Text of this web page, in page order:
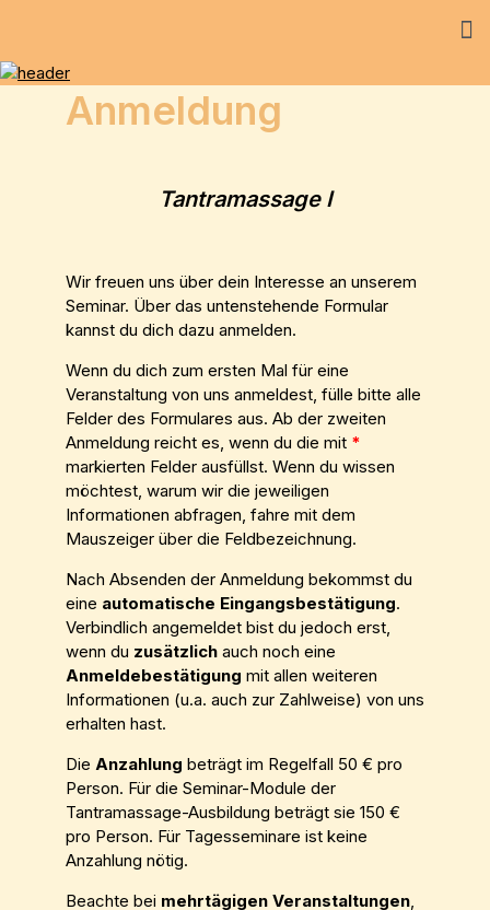
Anmeldung
Tantramassage I
Wir freuen uns über dein Interesse an unserem
Seminar. Über das untenstehende Formular
kannst du dich dazu anmelden.
Wenn du dich zum ersten Mal für eine
Veranstaltung von uns anmeldest, fülle bitte alle
Felder des Formulares aus. Ab der zweiten
Anmeldung reicht es, wenn du die mit *
markierten Felder ausfüllst. Wenn du wissen
möchtest, warum wir die jeweiligen
Informationen abfragen, fahre mit dem
Mauszeiger über die Feldbezeichnung.
Nach Absenden der Anmeldung bekommst du
eine automatische Eingangsbestätigung.
Verbindlich angemeldet bist du jedoch erst,
wenn du zusätzlich auch noch eine
Anmeldebestätigung mit allen weiteren
Informationen (u.a. auch zur Zahlweise) von uns
erhalten hast.
Die Anzahlung beträgt im Regelfall 50 € pro
Person. Für die Seminar-Module der
Tantramassage-Ausbildung beträgt sie 150 €
pro Person. Für Tagesseminare ist keine
Anzahlung nötig.
Beachte bei mehrtägigen Veranstaltungen